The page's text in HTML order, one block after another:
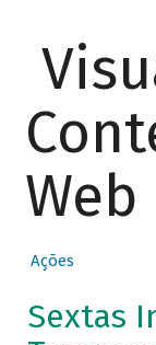
Web
Ações
Sextas